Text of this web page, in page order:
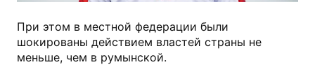
При этом в местной федерации были
шокированы действием властей страны не
меньше, чем в румынской.